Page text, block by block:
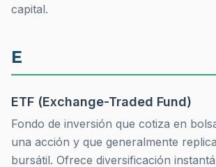
capital.
E
ETF (Exchange-Traded Fund)
Fondo de inversión que cotiza en
una acción y que generalmente
bursátil. Ofrece diversificación